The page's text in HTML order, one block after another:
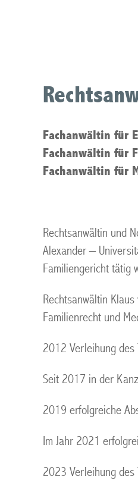
Fachanwältin für
Fachanwältin für
Fachanwältin für
Rechtsanwältin und
Alexander –
Familiengericht tätig
Rechtsanwältin
Familienrecht und
2012 Verleihung des
Seit 2017 in der
2019 erfolgreiche
Im Jahr 2021
2023 Verleihung des